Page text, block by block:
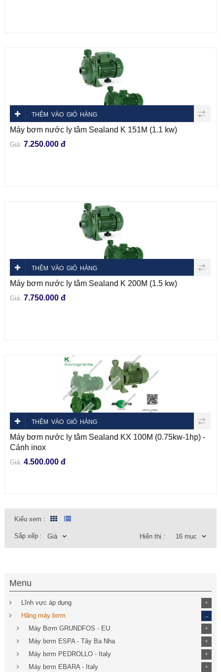
THÊM VÀO GIỎ HÀNG
Máy bơm nước ly tâm Sealand K 151M (1.1 kw)
Giá: 7.250.000 đ
THÊM VÀO GIỎ HÀNG
Máy bơm nước ly tâm Sealand K 200M (1.5 kw)
Giá: 7.750.000 đ
THÊM VÀO GIỎ HÀNG
Máy bơm nước ly tâm Sealand KX 100M (0.75kw-1hp) -
Cánh inox
Giá: 4.500.000 đ
Kiểu xem :
Hiển thị : 16 mục
Sắp xếp : Giá
Menu
Lĩnh vực áp dụng +
Hãng máy bơm
Máy Bơm GRUNDFOS - EU +
Máy bơm ESPA - Tây Ba Nha +
Máy bơm PEDROLLO - Italy +
Máy bơm EBARA - Italy +